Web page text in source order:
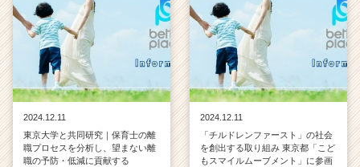
2024.12.11
東京大学と共同研究｜保育士の離
職プロセスを分析し、望まない離
職の予防・低減に貢献する
2024.12.11
「チルドレンファースト」の社会
を創出する取り組み 東京都「こど
もスマイルムーブメント」に参画